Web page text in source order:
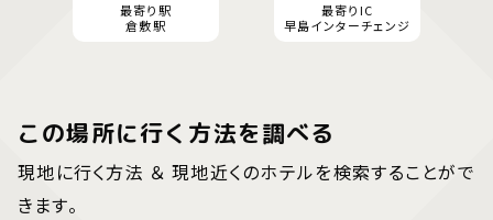
最寄り駅
倉敷駅
最寄りIC
早島インターチェンジ
この場所に行く方法を調べる
現地に行く方法 ＆ 現地近くのホテルを検索することがで
きます。